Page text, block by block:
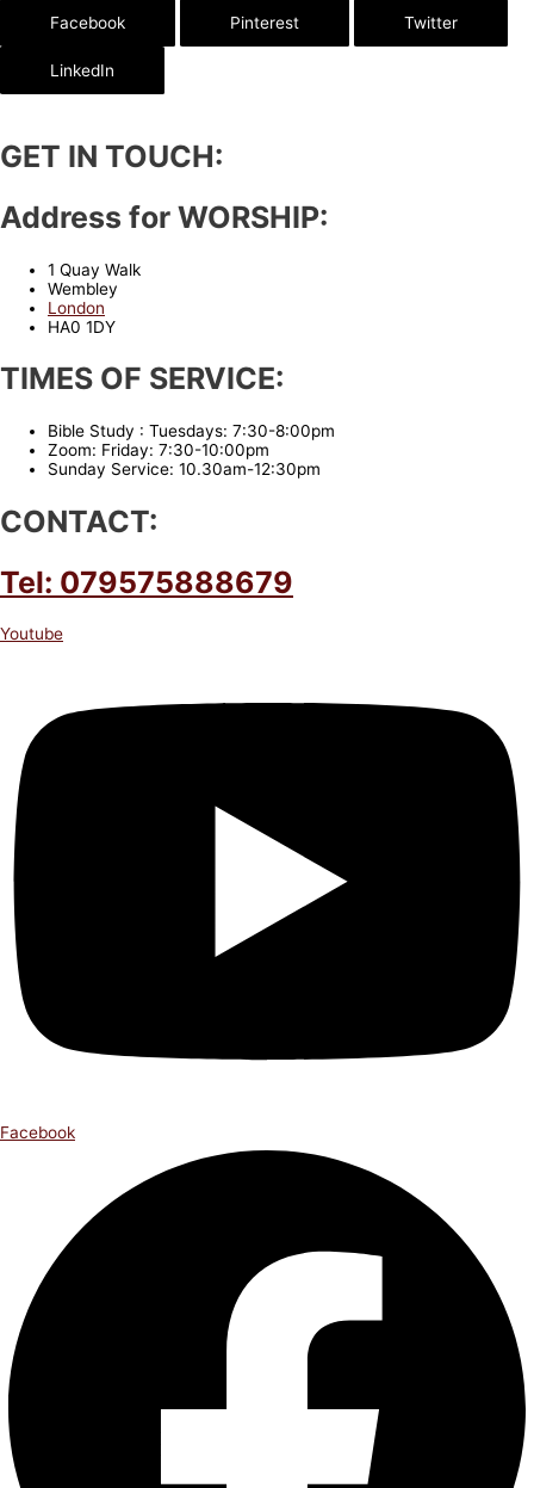
Facebook Pinterest Twitter
LinkedIn
GET IN TOUCH:
Address for WORSHIP:
1 Quay Walk
Wembley
London
HA0 1DY
TIMES OF SERVICE:
Bible Study : Tuesdays: 7:30-8:00pm
Zoom: Friday: 7:30-10:00pm
Sunday Service: 10.30am-12:30pm
CONTACT:
Tel: 079575888679
Youtube
Facebook